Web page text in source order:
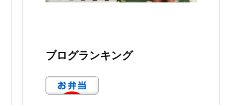
ブログランキング